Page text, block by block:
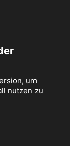
um
nutzen zu